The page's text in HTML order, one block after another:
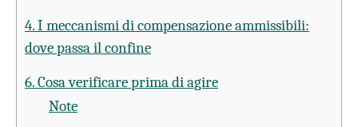
4. I meccanismi di compensazione ammissibili:
dove passa il confine
6. Cosa verificare prima di agire
Note